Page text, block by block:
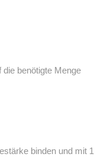
die benötigte Menge
binden und mit 1